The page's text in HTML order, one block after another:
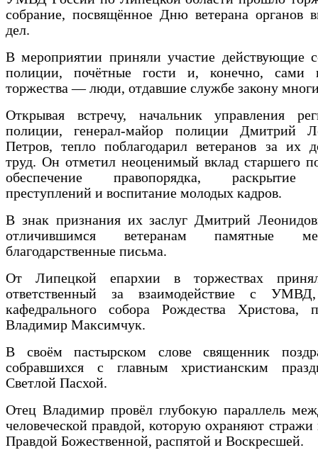
собрание, посвящённое Дню ветерана органов
дел.
В мероприятии приняли участие действующие
полиции, почётные гости и, конечно, сами
торжества — люди, отдавшие службе закону
Открывая встречу, начальник управления
полиции, генерал-майор полиции Дмитрий
Петров, тепло поблагодарил ветеранов за их
труд. Он отметил неоценимый вклад старшего
обеспечение правопорядка, раскрытие
преступлений и воспитание молодых кадров.
В знак признания их заслуг Дмитрий
отличившимся ветеранам памятные
благодарственные письма.
От Липецкой епархии в торжествах
ответственный за взаимодействие с
кафедрального собора Рождества Христова,
Владимир Максимчук.
В своём пастырском слове священник
собравшихся с главным христианским
Светлой Пасхой.
Отец Владимир провёл глубокую параллель
человеческой правдой, которую охраняют стражи
Правдой Божественной, распятой и Воскресшей.